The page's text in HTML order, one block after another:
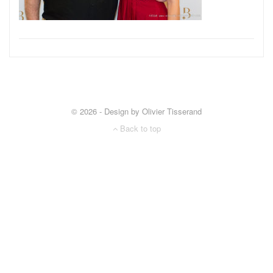
© 2026 - Design by Olivier Tisserand
Back to top